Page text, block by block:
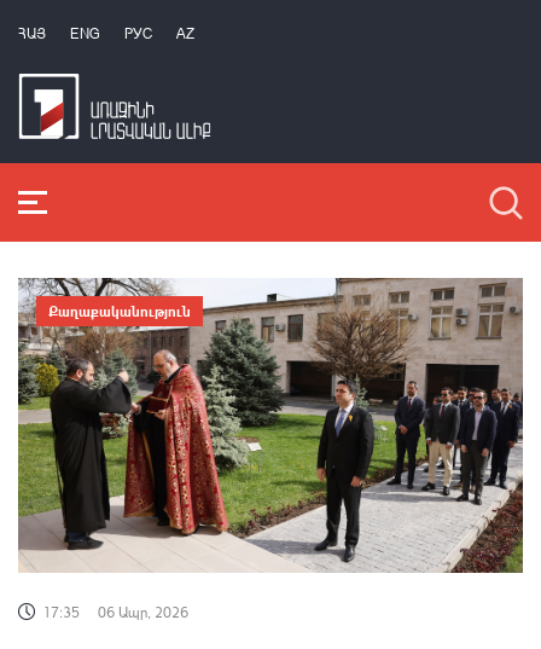
ՀԱՅ ENG РУС AZ
Քաղաքականություն
17:35 06 Ապր, 2026